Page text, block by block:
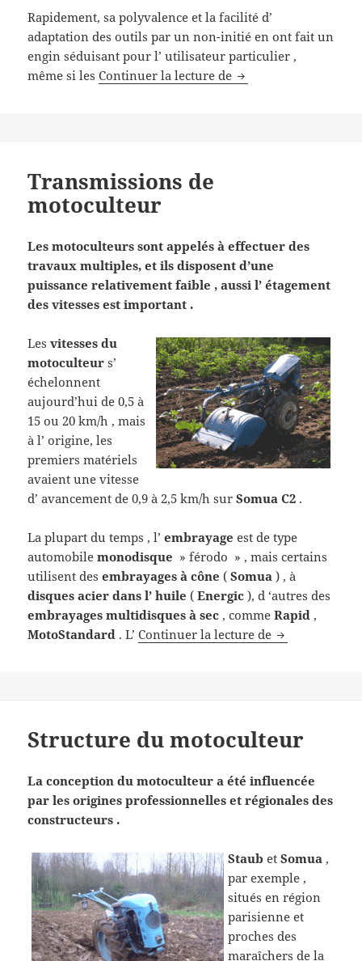
Rapidement, sa polyvalence et la facilité d’
adaptation des outils par un non-initié en ont fait un
engin séduisant pour l’ utilisateur particulier ,
même si lesContinuer la lecture de Caractéristiques des
Transmissions de
motoculteur
Les motoculteurs sont appelés à effectuer des
travaux multiples, et ils disposent d’une
puissance relativement faible , aussi l’ étagement
des vitesses est important .
Lesvitesses du
motoculteur s’
échelonnent
aujourd’hui de 0,5 à
15 ou 20 km/h , mais
à l’ origine, les
premiers matériels
avaient une vitesse
d’ avancement de 0,9 à 2,5 km/h surSomua C2 .
La plupart du temps , l’embrayage est de type
automobilemonodisque » férodo » , mais certains
utilisent desembrayages à cône (Somua) , à
disques acier dans l’ huile (Energic ), d ‘autres des
embrayages multidisques à sec , commeRapid ,
MotoStandard . L’Continuer la lecture de
Structure du motoculteur
La conception du motoculteur a été influencée
par les origines professionnelles et régionales des
constructeurs .
StaubetSomua ,
par exemple ,
situés en région
parisienne et
proches des
maraîchers de la